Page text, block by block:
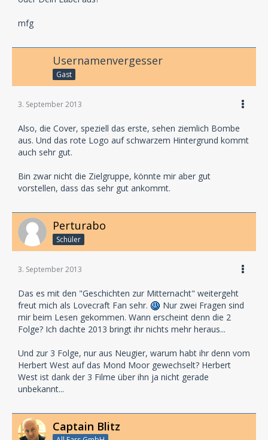
mfg
Usernamenvergesser
Gast
3. September 2013
Also, die Cover, speziell das erste, sehen ziemlich Bombe
aus. Und das rote Logo auf schwarzem Hintergrund kommt
auch sehr gut.
Bin zwar nicht die Zielgruppe, könnte mir aber gut
vorstellen, dass das sehr gut ankommt.
Perturabo
Schüler
3. September 2013
Das es mit den "Geschichten zur Mitternacht" weitergeht
freut mich als Lovecraft Fan sehr.
Nur zwei Fragen sind
mir beim Lesen gekommen. Wann erscheint denn die 2
Folge? Ich dachte 2013 bringt ihr nichts mehr heraus...
Und zur 3 Folge, nur aus Neugier, warum habt ihr denn vom
Herbert West auf das Mond Moor gewechselt? Herbert
West ist dank der 3 Filme über ihn ja nicht gerade
unbekannt...
Captain Blitz